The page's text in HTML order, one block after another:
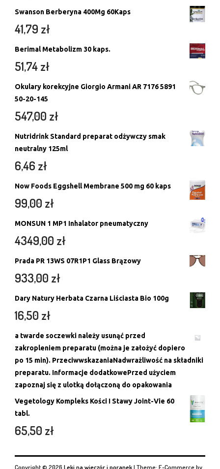
Swanson Berberyna 400Mg 60Kaps
41,79 zł
Berimal Metabolizm 30 kaps.
51,74zł
Okulary korekcyjne Giorgio Armani AR 7176 5891
50-20-145
547,00 zł
Nutridrink Standard preparat odżywczy smak
neutralny 125ml
6,46 zł
Now Foods Eggshell Membrane 500 mg 60 kaps
99,00 zł
MONSUN 1 MP1 Inhalator pneumatyczny
4349,00 zł
Prada PR 13WS 07R1P1 Glass Brązowy
933,00 zł
Dary Natury Herbata Czarna Liściasta Bio 100g
16,50 zł
a twarde soczewki należy usunąć przed
zakropleniem preparatu (można je założyć dopiero
po 15 min). PrzeciwwskazaniaNadwrażliwość na składniki
preparatu. Informacje dodatkowePrzed użyciem
zapoznaj się z ulotką dołączoną do opakowania
Vegetology Kompleks Kości I Stawy Joint-Vie 60
tabl.
65,50 zł
Copyright © 2026 Leki na wieczór i poranek| Theme: E-Commerce by